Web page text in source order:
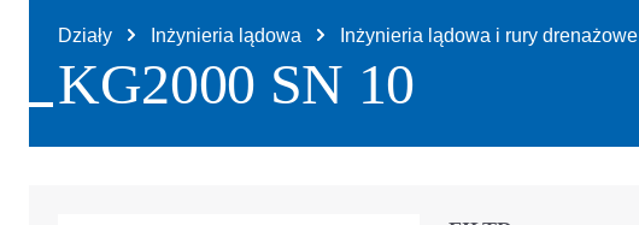
Działy Inżynieria lądowa Inżynieria lądowa i rury drenażowe
KG2000 SN 10